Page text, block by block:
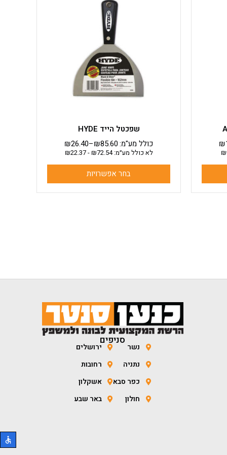
₪
₪
שפכטל הייד HYDE
₪26.40–₪85.60כולל מע"מ:
לא כולל מע״מ: ₪72.54
-
₪22.37
בחר אפשרויות
יש
מספר
סוגים.
ניתן
לבחור
את
האפשרויות
בעמוד
סניפים
נשר
נתניה
כפר סבא
חולון
ירושלים
רחובות
אשקלון
באר שבע